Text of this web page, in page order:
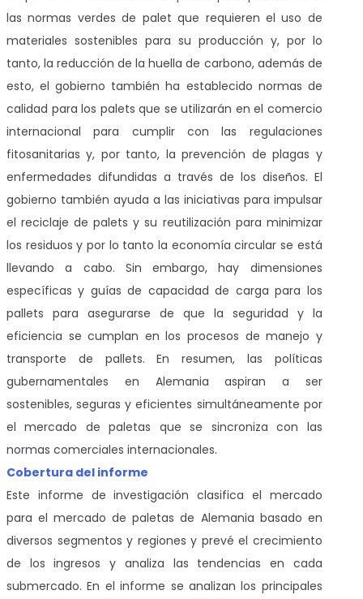
las normas verdes de palet que requieren el uso de
materiales sostenibles para su producción y, por lo
tanto, la reducción de la huella de carbono, además de
esto, el gobierno también ha establecido normas de
calidad para los palets que se utilizarán en el comercio
internacional para cumplir con las regulaciones
fitosanitarias y, por tanto, la prevención de plagas y
enfermedades difundidas a través de los diseños. El
gobierno también ayuda a las iniciativas para impulsar
el reciclaje de palets y su reutilización para minimizar
los residuos y por lo tanto la economía circular se está
llevando a cabo. Sin embargo, hay dimensiones
específicas y guías de capacidad de carga para los
pallets para asegurarse de que la seguridad y la
eficiencia se cumplan en los procesos de manejo y
transporte de pallets. En resumen, las políticas
gubernamentales en Alemania aspiran a ser
sostenibles, seguras y eficientes simultáneamente por
el mercado de paletas que se sincroniza con las
normas comerciales internacionales.
Cobertura del informe
Este informe de investigación clasifica el mercado
para el mercado de paletas de Alemania basado en
diversos segmentos y regiones y prevé el crecimiento
de los ingresos y analiza las tendencias en cada
submercado. En el informe se analizan los principales